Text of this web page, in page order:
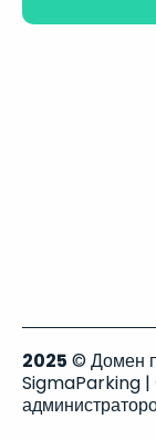
2025 © Домен
SigmaParking |